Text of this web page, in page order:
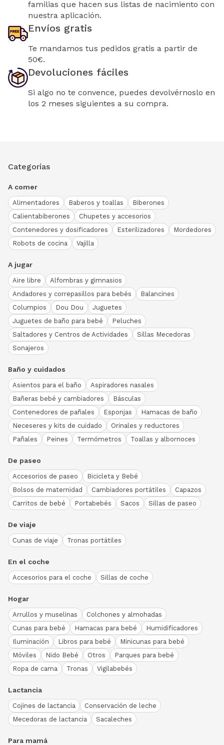
familias que hacen sus listas de nacimiento con
nuestra aplicación.
Envíos gratis
Te mandamos tus pedidos gratis a partir de
50€.
Devoluciones fáciles
Si algo no te convence, puedes devolvérnoslo en
los 2 meses siguientes a su compra.
Categorías
A comer
Alimentadores Baberos y toallas
Biberones
Calientabiberones
Chupetes y accesorios
Contenedores y dosificadores
Esterilizadores
Mordedores
Robots de cocina
Vajilla
A jugar
Aire libre
Alfombras y gimnasios
Andadores y correpasillos para bebés
Balancines
Columpios
Dou Dou
Juguetes
Juguetes de baño para bebé
Peluches
Saltadores y Centros de Actividades
Sillas Mecedoras
Sonajeros
Baño y cuidados
Asientos para el baño
Aspiradores nasales
Bañeras bebé y cambiadores
Básculas
Contenedores de pañales
Esponjas
Hamacas de baño
Neceseres y kits de cuidado
Orinales y reductores
Pañales
Peines Termómetros Toallas y albornoces
De paseo
Accesorios de paseo
Bicicleta y Bebé
Bolsos de maternidad
Cambiadores portátiles
Capazos
Carritos de bebé
Portabebés Sacos Sillas de paseo
De viaje
Cunas de viaje Tronas portátiles
En el coche
Accesorios para el coche Sillas de coche
Hogar
Arrullos y muselinas
Colchones y almohadas
Cunas para bebé
Hamacas para bebé
Humidificadores
Iluminación
Libros para bebé
Minicunas para bebé
Móviles
Nido Bebé Otros
Parques para bebé
Ropa de cama
Tronas Vigilabebés
Lactancia
Cojines de lactancia
Conservación de leche
Mecedoras de lactancia
Sacaleches
Para mamá